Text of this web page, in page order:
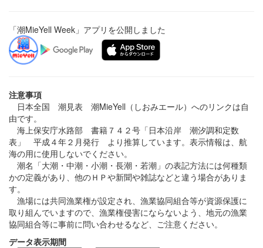
「潮MieYell Week」アプリを公開しました
注意事項
日本全国 潮見表 潮MieYell（しおみエール）へのリンクは自
由です。
海上保安庁水路部 書籍７４２号「日本沿岸 潮汐調和定数
表」 平成４年２月発行 より推算しています。表示情報は、航
海の用に使用しないでください。
潮名「大潮・中潮・小潮・長潮・若潮」の表記方法には何種類
かの定義があり、他のＨＰや新聞や雑誌などと違う場合がありま
す。
漁場には共同漁業権が設定され、漁業協同組合等が資源保護に
取り組んでいますので、漁業権侵害にならないよう、地元の漁業
協同組合等に事前に問い合わせるなど、ご注意ください。
データ表示期間